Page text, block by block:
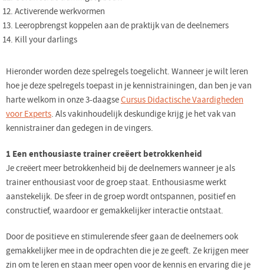
Activerende werkvormen
Leeropbrengst koppelen aan de praktijk van de deelnemers
Kill your darlings
Hieronder worden deze spelregels toegelicht. Wanneer je wilt leren
hoe je deze spelregels toepast in je kennistrainingen, dan ben je van
harte welkom in onze 3-daagseCursus Didactische Vaardigheden
voor Experts. Als vakinhoudelijk deskundige krijg je het vak van
kennistrainer dan gedegen in de vingers.
1 Een enthousiaste trainer creëert betrokkenheid
Je creëert meer betrokkenheid bij de deelnemers wanneer je als
trainer enthousiast voor de groep staat. Enthousiasme werkt
aanstekelijk. De sfeer in de groep wordt ontspannen, positief en
constructief, waardoor er gemakkelijker interactie ontstaat.
Door de positieve en stimulerende sfeer gaan de deelnemers ook
gemakkelijker mee in de opdrachten die je ze geeft. Ze krijgen meer
zin om te leren en staan meer open voor de kennis en ervaring die je